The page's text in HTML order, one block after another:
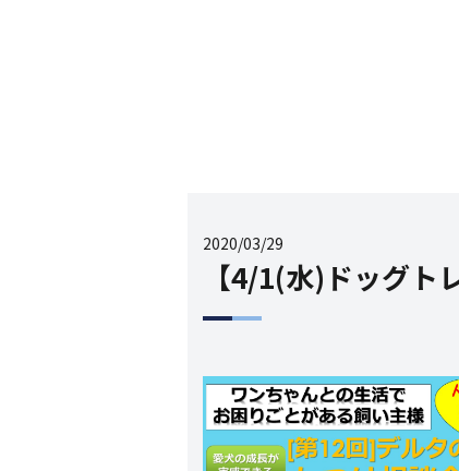
2020/03/29
【4/1(水)ドッグト